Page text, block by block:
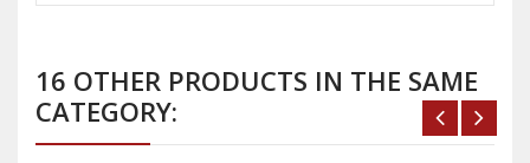
16 OTHER PRODUCTS IN THE SAME
CATEGORY: